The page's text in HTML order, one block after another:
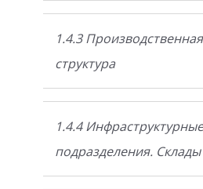
1.4.3 Производственная
структура
1.4.4 Инфраструктурные
подразделения. Склады